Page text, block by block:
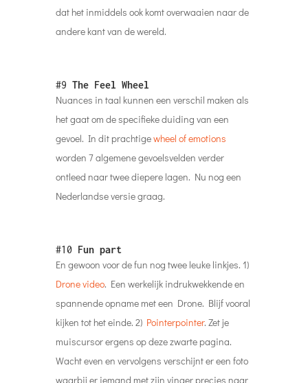
dat het inmiddels ook komt overwaaien naar de
andere kant van de wereld.
#9 The Feel Wheel
Nuances in taal kunnen een verschil maken als
het gaat om de specifieke duiding van een
gevoel. In dit prachtigewheel of emotions
worden 7 algemene gevoelsvelden verder
ontleed naar twee diepere lagen. Nu nog een
Nederlandse versie graag.
#10 Fun part
En gewoon voor de fun nog twee leuke linkjes. 1)
Drone video. Een werkelijk indrukwekkende en
spannende opname met een Drone. Blijf vooral
kijken tot het einde. 2) Pointerpointer. Zet je
muiscursor ergens op deze zwarte pagina.
Wacht even en vervolgens verschijnt er een foto
waarbij er iemand met zijn vinger precies naar